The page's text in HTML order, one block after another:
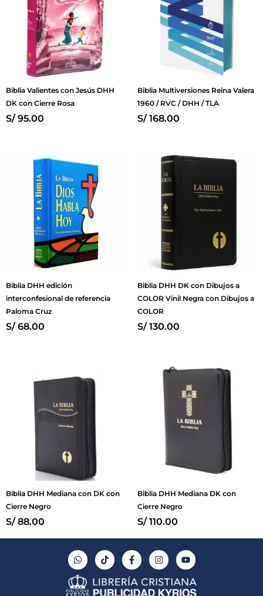
Biblia Valientes con Jesús DHH
DK con Cierre Rosa
S/95.00
Biblia Multiversiones Reina Valera
1960 / RVC / DHH / TLA
S/168.00
Biblia DHH edición
interconfesional de referencia
Paloma Cruz
S/68.00
Biblia DHH DK con Dibujos a
COLOR Vinil Negra con Dibujos a
COLOR
S/130.00
Biblia DHH Mediana con DK con
Cierre Negro
S/88.00
Biblia DHH Mediana DK con
Cierre Negro
S/110.00
W
h
a
t
s
T
i
k
t
o
F
a
c
e
b
I
n
s
t
a
Y
o
u
t
u